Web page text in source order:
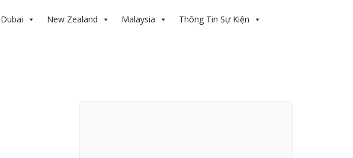
Dubai New Zealand Malaysia Thông Tin Sự Kiện